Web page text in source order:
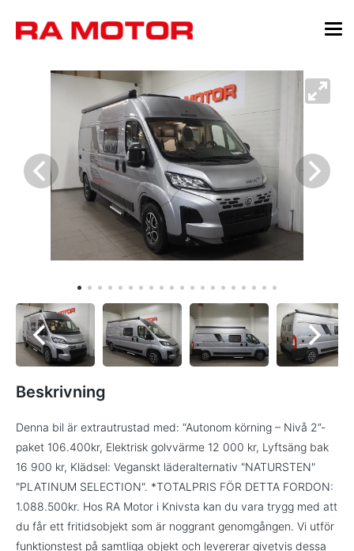
Beskrivning
Denna bil är extrautrustad med: “Autonom körning – Nivå 2”-
paket 106.400kr, Elektrisk golvvärme 12 000 kr, Lyftsäng bak
16 900 kr, Klädsel: Veganskt läderalternativ "NATURSTEN"
"PLATINUM SELECTION". *TOTALPRIS FÖR DETTA FORDON:
1.088.500kr. Hos RA Motor i Knivsta kan du vara trygg med att
du får ett fritidsobjekt som är noggrant genomgången. Vi utför
funktionstest på samtliga objekt och levererar givetvis dessa